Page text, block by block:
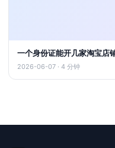
一个身份证能开几家淘宝店
2026-06-07 · 4 分钟